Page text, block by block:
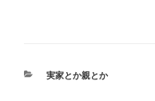
カ
実家とか親とか